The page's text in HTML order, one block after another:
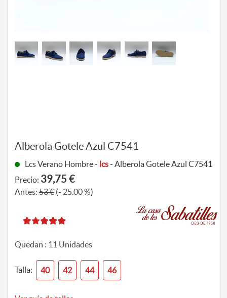
Alberola Gotele Azul C7541
Lcs Verano Hombre - lcs- Alberola Gotele Azul C7541
Precio: 39,75 €
Antes:53 €(- 25.00 %)
Quedan : 11 Unidades
Talla: 40 42 44 46